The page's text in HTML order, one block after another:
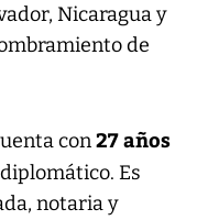
Nicaragua y
de
con27 años
Es
notaria y